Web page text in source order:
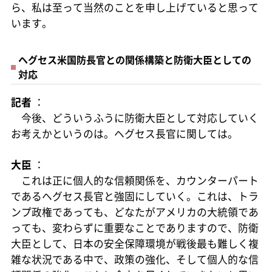
ら、私は至って当然のことを申し上げていると思って
います。
ヘグセス米国防長官との関係構築と防衛大臣としての
対応
記者 ：
今後、どういうふうに防衛大臣として対応していく
お考えかというのは。ヘグセス長官に関しては。
大臣 ：
これは正に個人的な信頼関係を、カウンターパート
であるヘグセス長官と強固にしていく。これは、トラ
ンプ政権であっても、どなたがアメリカの大統領であ
っても、変わらずに重要なことでありますので、防衛
大臣として、日本の安全保障環境が戦後最も難しく複
雑な状況である中で、政策の強化、そして個人的な信